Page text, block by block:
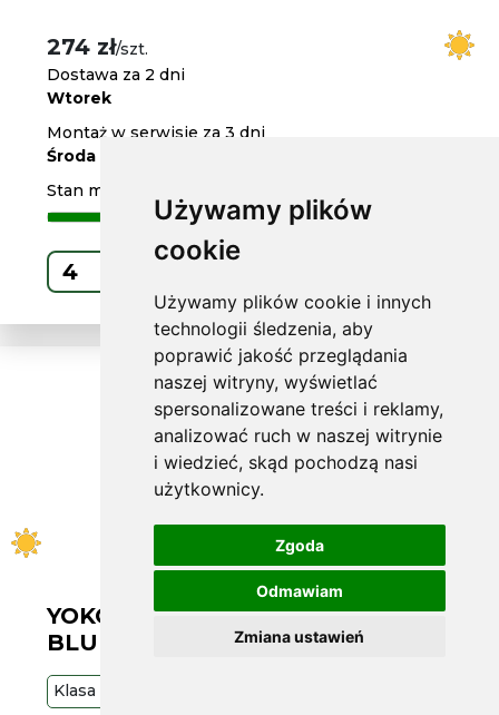
Używamy plików
cookie
Używamy plików cookie i innych
technologii śledzenia, aby
poprawić jakość przeglądania
naszej witryny, wyświetlać
spersonalizowane treści i reklamy,
analizować ruch w naszej witrynie
i wiedzieć, skąd pochodzą nasi
użytkownicy.
Zgoda
Odmawiam
Zmiana ustawień
274 zł/szt.
Dostawa za 2 dni
Wtorek
Montaż w serwisie za 3 dni
Środa
Stan magazynowy
YOKOHAMA L205/55 R17
BLUEARTH GT AE51 95V XL
Klasa